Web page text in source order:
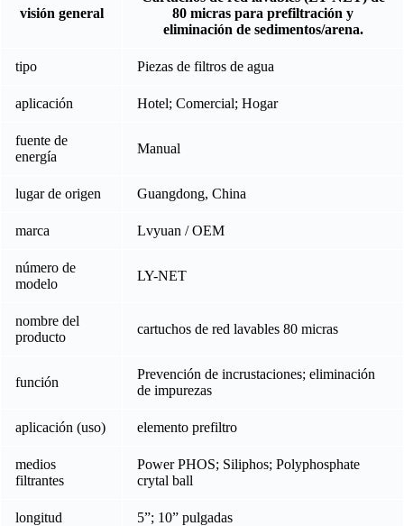
visión general
80 micras para prefiltración y
eliminación de sedimentos/arena.
tipo Piezas de filtros de agua
aplicación Hotel; Comercial; Hogar
fuente de
energía
Manual
lugar de origen Guangdong, China
marca Lvyuan / OEM
número de
modelo
LY-NET
nombre del
producto
cartuchos de red lavables 80 micras
función
Prevención de incrustaciones; eliminación
de impurezas
aplicación (uso) elemento prefiltro
medios
filtrantes
Power PHOS; Siliphos; Polyphosphate
crytal ball
longitud 5”; 10” pulgadas